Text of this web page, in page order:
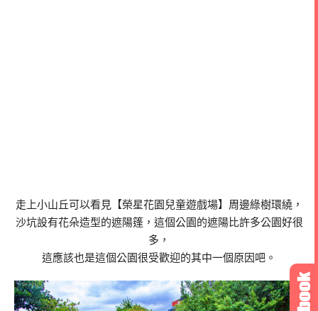
走上小山丘可以看見【榮星花園兒童遊戲場】周邊綠樹環繞，
沙坑設有花朵造型的遮陽篷，這個公園的遮陽比許多公園好很
多，
這應該也是這個公園很受歡迎的其中一個原因吧。